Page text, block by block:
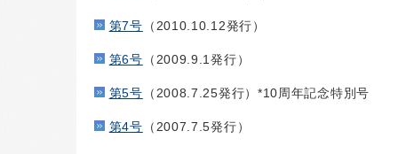
第7号 （2010.10.12発行）
第6号 （2009.9.1発行）
第5号 （2008.7.25発行）*10周年記念特別号
第4号 （2007.7.5発行）